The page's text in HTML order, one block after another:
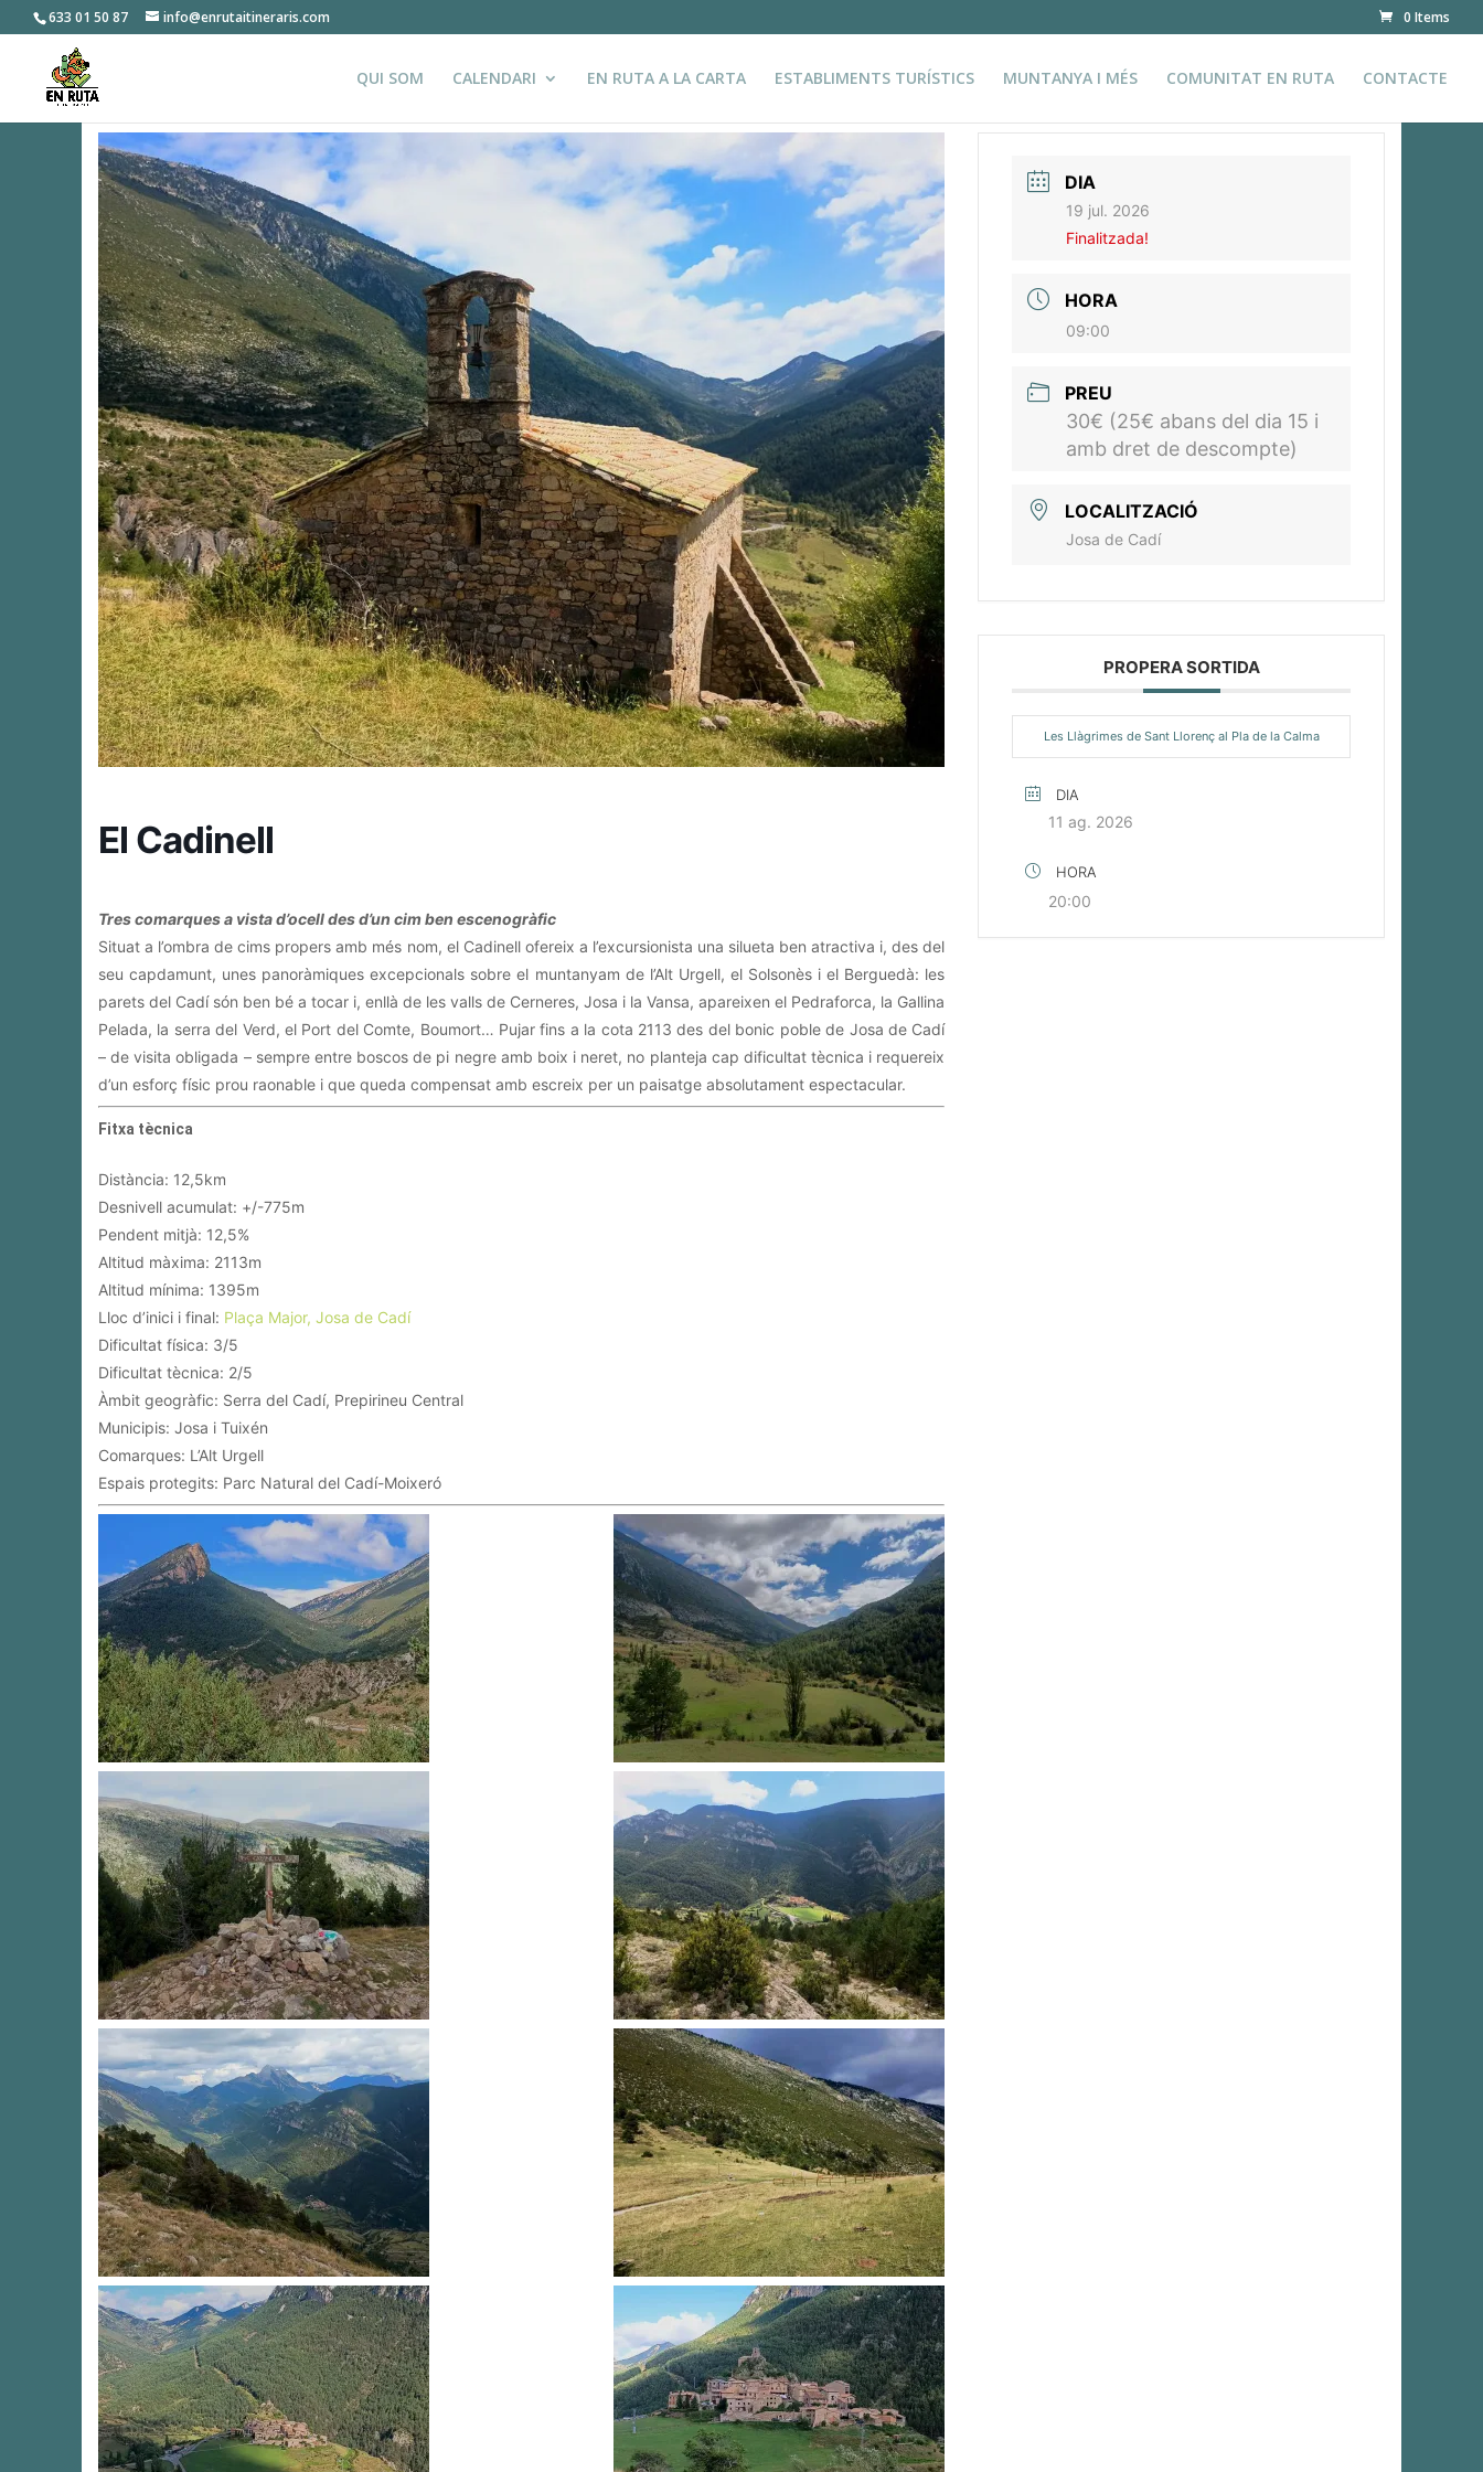
633 01 50 87 info@enrutaitineraris.com 0 Items
QUI SOM CALENDARI EN RUTA A LA CARTA ESTABLIMENTS TURÍSTICS MUNTANYA I MÉS COMUNITAT EN RUTA CONTACTE
El Cadinell
Tres comarques a vista d’ocell des d’un cim ben escenogràfic
Situat a l’ombra de cims propers amb més nom, el Cadinell ofereix a l’excursionista una silueta ben atractiva i, des del
seu capdamunt, unes panoràmiques excepcionals sobre el muntanyam de l’Alt Urgell, el Solsonès i el Berguedà: les
parets del Cadí són ben bé a tocar i, enllà de les valls de Cerneres, Josa i la Vansa, apareixen el Pedraforca, la Gallina
Pelada, la serra del Verd, el Port del Comte, Boumort… Pujar fins a la cota 2113 des del bonic poble de Josa de Cadí
– de visita obligada – sempre entre boscos de pi negre amb boix i neret, no planteja cap dificultat tècnica i requereix
d’un esforç físic prou raonable i que queda compensat amb escreix per un paisatge absolutament espectacular.
Fitxa tècnica
Distància: 12,5km
Desnivell acumulat: +/-775m
Pendent mitjà: 12,5%
Altitud màxima: 2113m
Altitud mínima: 1395m
Lloc d’inici i final: Plaça Major, Josa de Cadí
Dificultat física: 3/5
Dificultat tècnica: 2/5
Àmbit geogràfic: Serra del Cadí, Prepirineu Central
Municipis: Josa i Tuixén
Comarques: L’Alt Urgell
Espais protegits: Parc Natural del Cadí-Moixeró
DIA
19 jul. 2026
Finalitzada!
HORA
09:00
PREU
30€ (25€ abans del dia 15 i
amb dret de descompte)
LOCALITZACIÓ
Josa de Cadí
PROPERA SORTIDA
Les Llàgrimes de Sant Llorenç al Pla de la Calma
DIA
11 ag. 2026
HORA
20:00